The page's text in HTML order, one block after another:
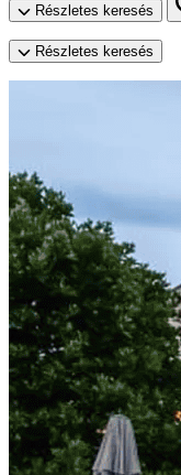
Részletes keresés
Részletes keresés